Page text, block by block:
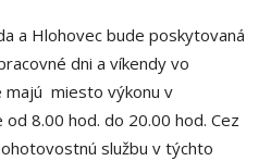
a Hlohovec bude poskytovaná
dni a víkendy vo
majú miesto výkonu v
od 8.00 hod. do 20.00 hod. Cez
službu v týchto